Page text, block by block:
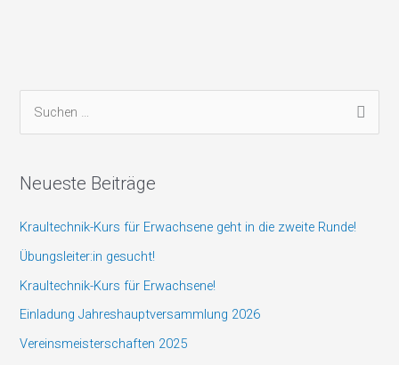
h
e
c
h
Neueste Beiträge
Kraultechnik-Kurs für Erwachsene geht in die zweite Runde!
Übungsleiter:in gesucht!
Kraultechnik-Kurs für Erwachsene!
Einladung Jahreshauptversammlung 2026
Vereinsmeisterschaften 2025